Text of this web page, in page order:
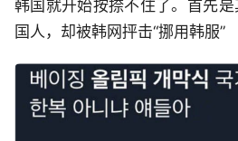
韩国就开始按捺不住了。首先
国人，却被韩网抨击“挪用韩服”